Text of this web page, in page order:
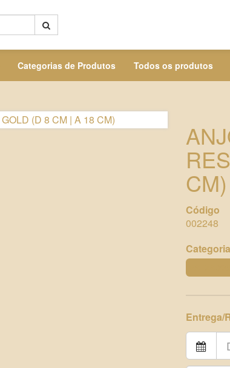
Categorias de Produtos Todos os produtos
CM)
Código
002248
Categoria
Entrega/